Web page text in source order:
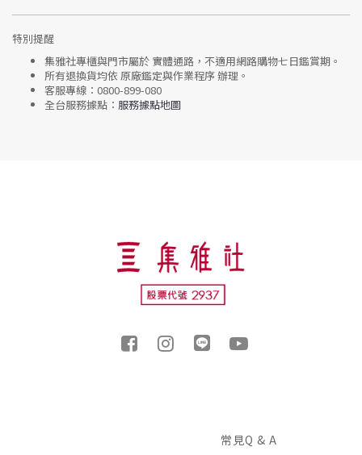
特別提醒
集雅社專櫃與門市屬於 實體通路，不適用網路購物七日鑑賞期 。
所有退換貨均依 原廠鑑定與作業程序辦理。
客服專線： 0800-899-080
全台服務據點： 服務據點地圖
常見Q & A